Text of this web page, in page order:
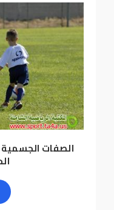
الصفات الجسمية